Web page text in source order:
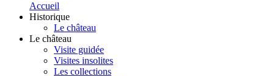
Accueil
Historique
Le château
Le château
Visite guidée
Visites insolites
Les collections